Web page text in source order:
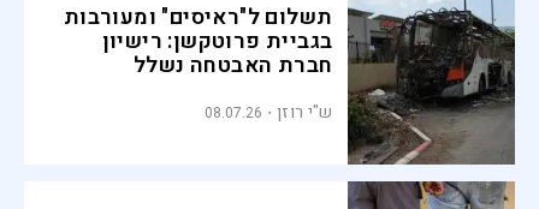
תשלום ל"ראיסים" ומעורבות
בגביית פרוטקשן: רישיון
חברת האבטחה נשלל
ש"י רוזן 08.07.26